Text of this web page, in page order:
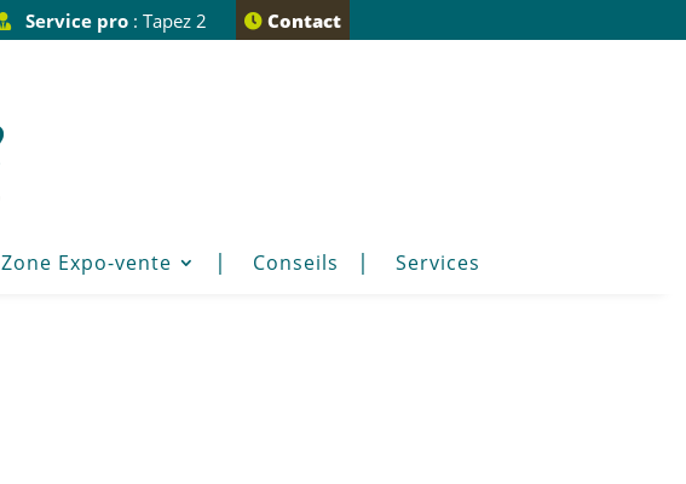
Service pro: Tapez 2 Contact
Zone Expo-vente Conseils Services